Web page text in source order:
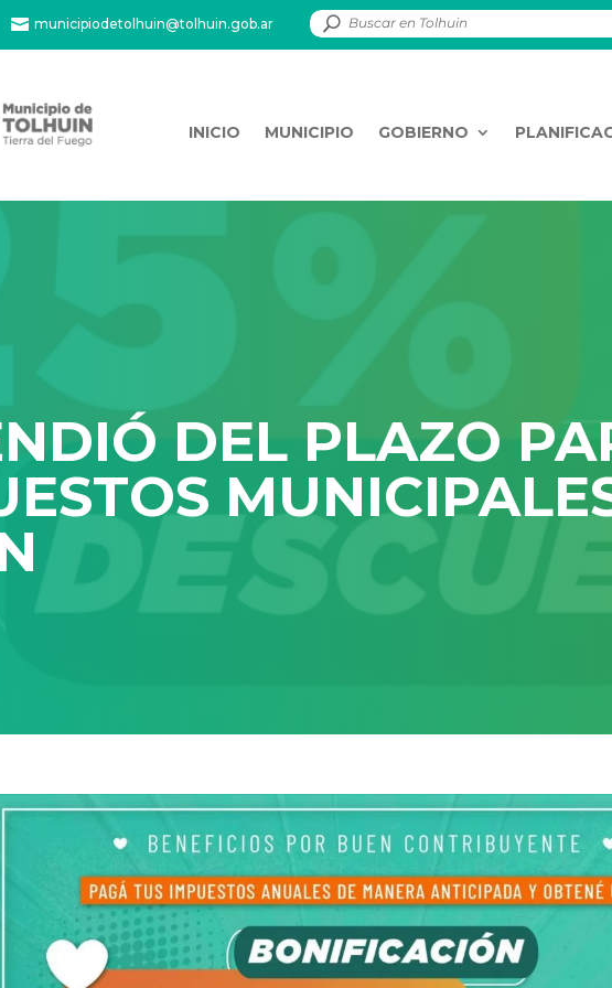
 municipiodetolhuin@tolhuin.gob.ar
INICIO MUNICIPIO GOBIERNO
DEL PLAZO